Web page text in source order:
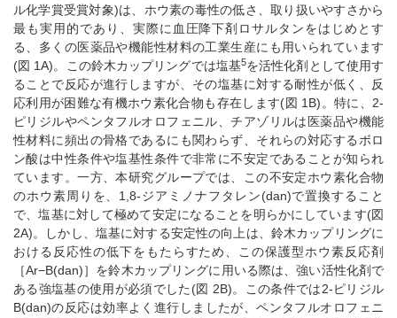
ル化学賞受賞対象)は、ホウ素の毒性の低さ、取り扱いやすさから
最も実用的であり、実際に血圧降下剤ロサルタンをはじめとす
る、多くの医薬品や機能性材料の工業生産にも用いられています
(図 1A)。この鈴木カップリングでは塩基5を活性化剤として使用す
ることで反応が進行しますが、その塩基に対する耐性が低く、反
応利用が困難な有機ホウ素化合物も存在します(図 1B)。特に、2-
ピリジルやペンタフルオロフェニル、チアゾリルは医薬品や機能
性材料に頻出の骨格であるにも関わらず、それらの対応するボロ
ン酸は中性条件や塩基性条件で非常に不安定であることが知られ
ています。一方、本研究グループでは、この不安定ホウ素化合物
のホウ素周りを、1,8-ジアミノナフタレン(dan)で置換すること
で、塩基に対して極めて安定になることを明らかにしています(図
2A)。しかし、塩基に対する安定性の向上は、鈴木カップリングに
おける反応性の低下をもたらすため、この保護型ホウ素反応剤
［Ar−B(dan)］を鈴木カップリングに用いる際は、強い活性化剤で
ある強塩基の使用が必須でした(図 2B)。この条件では2-ピリジル
B(dan)の反応は効率よく進行しましたが、ペンタフルオロフェニ